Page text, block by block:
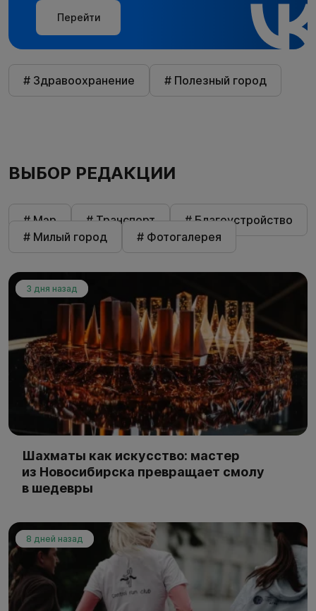
Перейти
# Здравоохранение # Полезный город
ВЫБОР РЕДАКЦИИ
# Мэр # Транспорт
# Благоустройство
# Милый город
# Фотогалерея
3 дня назад
Шахматы как искусство: мастер
из Новосибирска превращает смолу
в шедевры
8 дней назад